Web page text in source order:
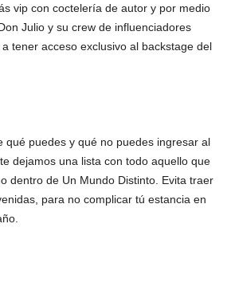
vip con coctelería de autor y por medio
Julio y su crew de influenciadores
tener acceso exclusivo al backstage del
qué puedes y qué no puedes ingresar al
dejamos una lista con todo aquello que
dentro de Un Mundo Distinto. Evita traer
para no complicar tú estancia en